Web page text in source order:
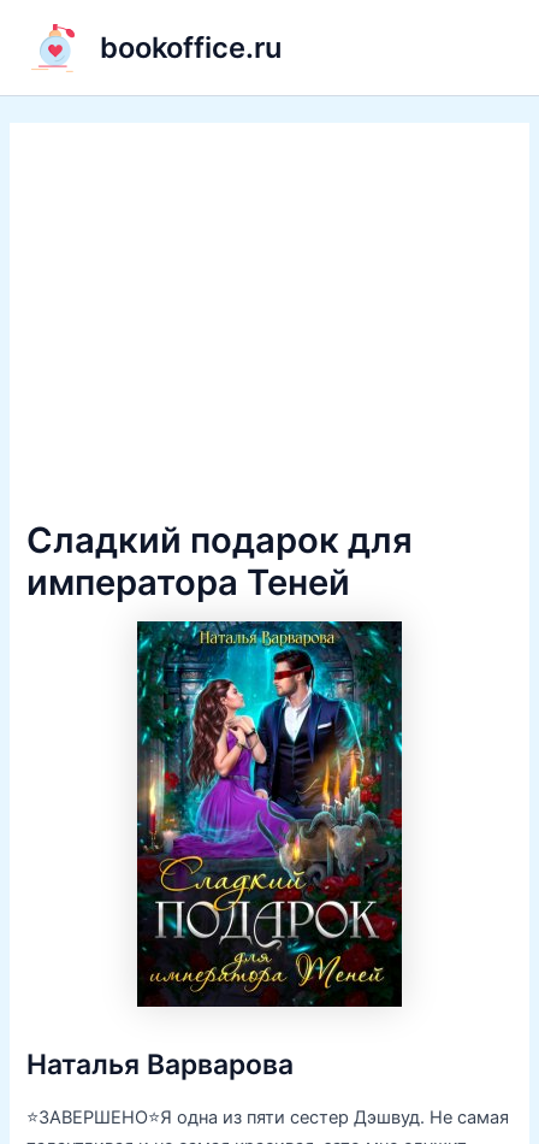
содержимому
bookoffice.ru
Сладкий подарок для
императора Теней
Наталья Варварова
⭐ЗАВЕРШЕНО⭐Я одна из пяти сестер Дэшвуд. Не самая